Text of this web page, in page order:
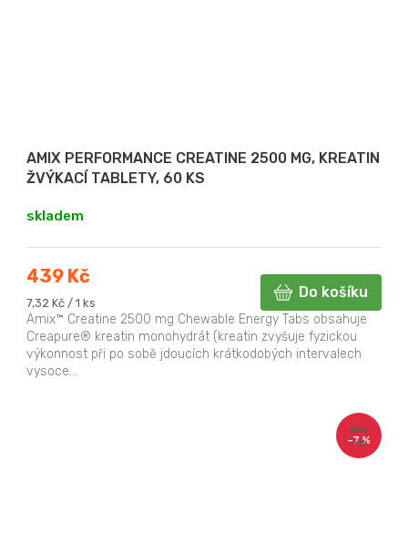
AMIX PERFORMANCE CREATINE 2500 MG, KREATIN
ŽVÝKACÍ TABLETY, 60 KS
skladem
439 Kč
Měrná
cena:
7,32 Kč / 1 ks
Do košíku
Amix™ Creatine 2500 mg Chewable Energy Tabs obsahuje
Creapure® kreatin monohydrát (kreatin zvyšuje fyzickou
výkonnost při po sobě jdoucích krátkodobých intervalech
vysoce...
390
Kč
–7 %